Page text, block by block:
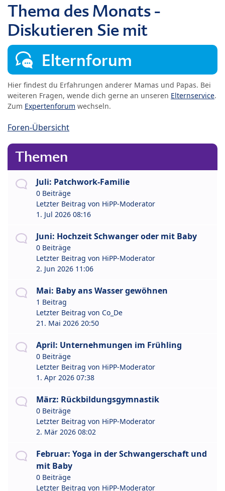
Thema des Monats -
Diskutieren Sie mit
Elternforum
Hier findest du Erfahrungen anderer Mamas und Papas. Bei
weiteren Fragen, wende dich gerne an unseren Elternservice.
Zum Expertenforum wechseln.
Foren-Übersicht
Themen
Juli: Patchwork-Familie
0 Beiträge
Letzter Beitrag von HiPP-Moderator
1. Jul 2026 08:16
Juni: Hochzeit Schwanger oder mit Baby
0 Beiträge
Letzter Beitrag von HiPP-Moderator
2. Jun 2026 11:06
Mai: Baby ans Wasser gewöhnen
1 Beitrag
Letzter Beitrag von Co_De
21. Mai 2026 20:50
April: Unternehmungen im Frühling
0 Beiträge
Letzter Beitrag von HiPP-Moderator
1. Apr 2026 07:38
März: Rückbildungsgymnastik
0 Beiträge
Letzter Beitrag von HiPP-Moderator
2. Mär 2026 08:02
Februar: Yoga in der Schwangerschaft und
mit Baby
0 Beiträge
Letzter Beitrag von HiPP-Moderator